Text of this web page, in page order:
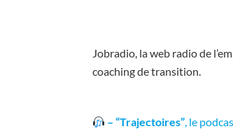
Jobradio, la web radio de
coaching de transition.
– “Trajectoires”, le